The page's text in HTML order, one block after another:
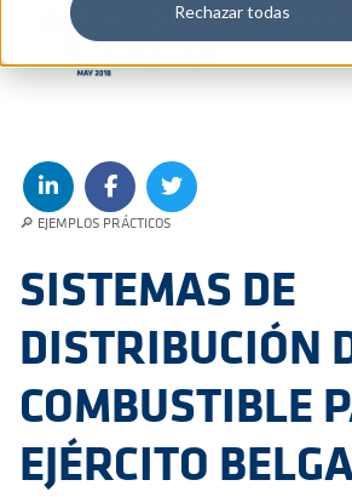
Rechazar todas
🔎 EJEMPLOS PRÁCTICOS
SISTEMAS DE
DISTRIBUCIÓN
COMBUSTIBLE
EJÉRCITO